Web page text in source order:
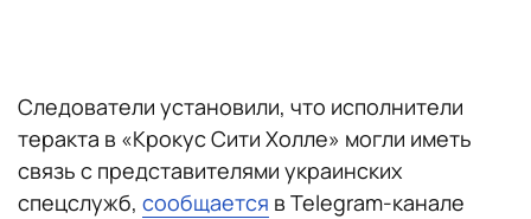
Следователи установили, что исполнители
теракта в «Крокус Сити Холле» могли иметь
связь с представителями украинских
спецслужб, сообщается в Telegram-канале